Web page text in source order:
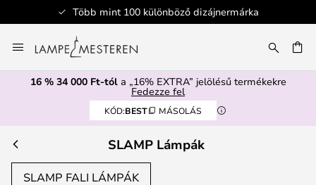
Biztonságos fizetés
a
tartalomhoz
16 % 34 000 Ft-tóla „16% EXTRA” jelölésű termékekre
Fedezze fel
KÓD:BEST MÁSOLÁS
SLAMP Lámpák
SLAMP FALI LÁMPÁK